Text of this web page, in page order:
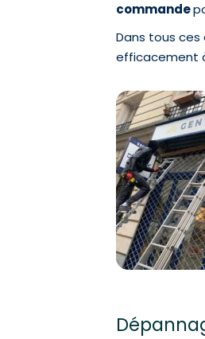
commande
Dans tous
efficacement